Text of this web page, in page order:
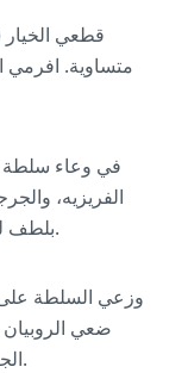
قطعي الخيار
متساوية.
في وعاء سلطة
الفريزيه،
بلطف للتأكد من تغطية كل الأوراق بالصلصة.
وزعي السلطة
ضعي
الجريب فروت بشكل جميل حول الطبق.